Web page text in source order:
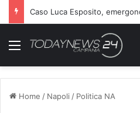
Menu
Home / Napoli / Politica NA